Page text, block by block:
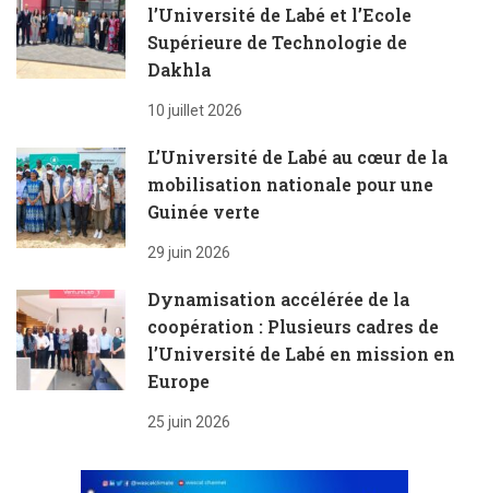
l’Université de Labé et l’Ecole
Supérieure de Technologie de
Dakhla
10 juillet 2026
L’Université de Labé au cœur de la
mobilisation nationale pour une
Guinée verte
29 juin 2026
Dynamisation accélérée de la
coopération : Plusieurs cadres de
l’Université de Labé en mission en
Europe
25 juin 2026